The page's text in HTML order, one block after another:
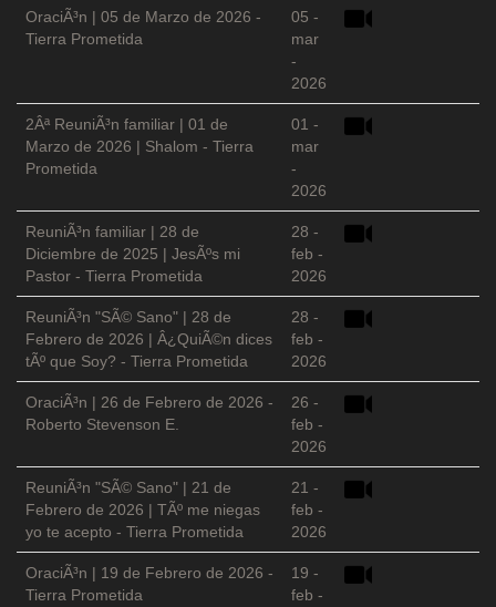
OraciÃ³n | 05 de Marzo de 2026 -
Tierra Prometida
05 -
mar
-
2026
2Âª ReuniÃ³n familiar | 01 de
Marzo de 2026 | Shalom - Tierra
Prometida
01 -
mar
-
2026
ReuniÃ³n familiar | 28 de
Diciembre de 2025 | JesÃºs mi
Pastor - Tierra Prometida
28 -
feb -
2026
ReuniÃ³n "SÃ© Sano" | 28 de
Febrero de 2026 | Â¿QuiÃ©n dices
tÃº que Soy? - Tierra Prometida
28 -
feb -
2026
OraciÃ³n | 26 de Febrero de 2026 -
Roberto Stevenson E.
26 -
feb -
2026
ReuniÃ³n "SÃ© Sano" | 21 de
Febrero de 2026 | TÃº me niegas
yo te acepto - Tierra Prometida
21 -
feb -
2026
OraciÃ³n | 19 de Febrero de 2026 -
Tierra Prometida
19 -
feb -